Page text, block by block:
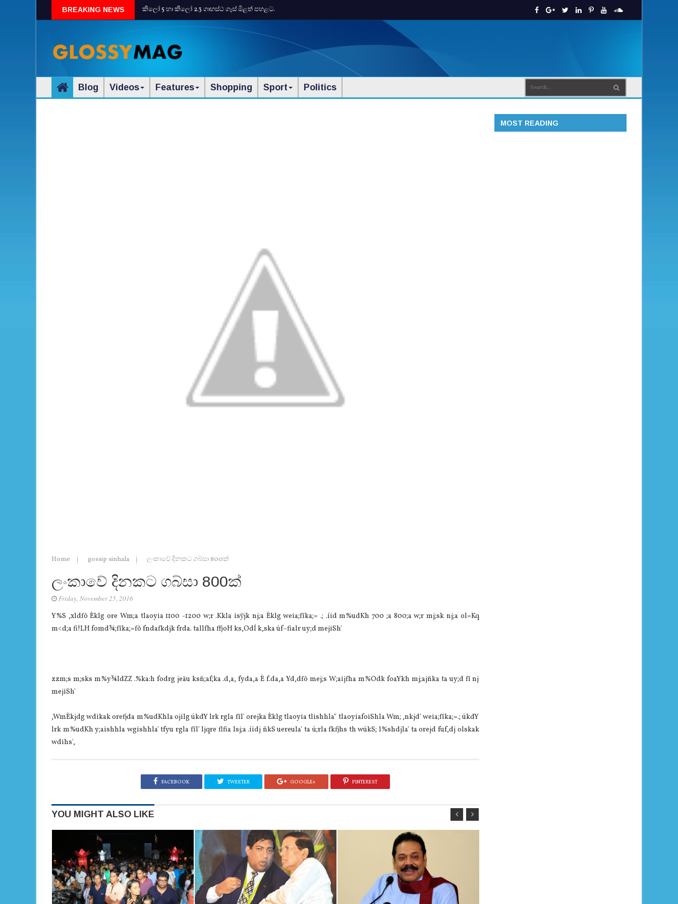
BREAKING NEWS කිලෝ 5 හා කිලෝ 2.3 ගෘහස්ථ ගෑස් මිළත් පහළට.
Blog Videos Features Shopping Sport Politics
Home gossip sinhala ලංකාවේ දිනකට ගබ්සා 800ක්
ලංකාවේ දිනකට ගබ්සා 800ක්
Friday, November 25, 2016
Y%S ,xldfõ Èklg ore Wm;a tlaoyia 1100 -1200 w;r .Kkla isÿjk nj;a Èklg weia;fïka;= .; .íid m%udKh 700 ;a 800;a w;r mj;sk nj;a ol=Kq
m<d;a fi!LH fomd¾;fïka;=fõ fndafkdjk frda. tallfha ffjoH ks,OdÍ k,ska úf–fialr uy;d mejiSh'
zzm;s m;sks m%y¾IdZZ .%ka:h fodrg jeãu ksñ;af;ka .d,a, fyda,a È f.da,a Yd,dfõ mej;s W;aijfha m%Odk foaYkh mj;ajñka ta uy;d fï nj
mejiSh'
,WmÈkjdg wdikak orefjda m%udKhla ojilg úkdY lrk rgla fïl' orejka Èklg tlaoyia tlishhla" tlaoyiafoiShla Wm; ,nkjd' weia;fïka;=.; úkdY
lrk m%udKh y;aishhla wgishhla' tfyu rgla fïl' ljqre flfia lsj;a .íidj ñkS uereula' ta ú;rla fkfjhs th wúkS; l%shdjla' ta orejd fuf,dj olskak
wdihs',
FACEBOOK TWEETER GOOGLE+ PINTEREST
YOU MIGHT ALSO LIKE
MOST READING